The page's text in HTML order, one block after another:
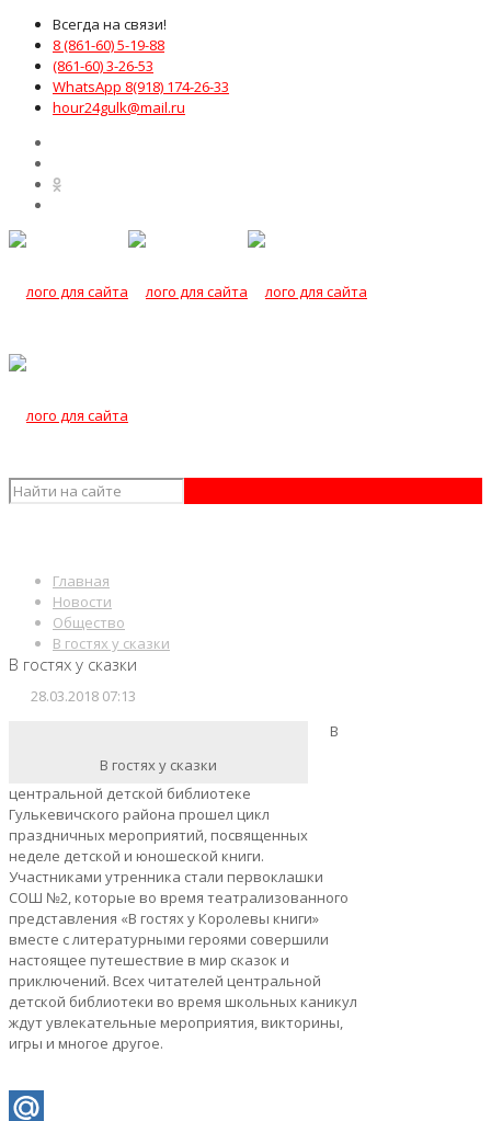
Всегда на связи!
8 (861-60) 5-19-88
(861-60) 3-26-53
WhatsApp 8(918) 174-26-33
hour24gulk@mail.ru
Главная
Новости
Общество
В гостях у сказки
В гостях у сказки
28.03.2018 07:13
В гостях у сказки
В
центральной детской библиотеке
Гулькевичского района прошел цикл
праздничных мероприятий, посвященных
неделе детской и юношеской книги.
Участниками утренника стали первоклашки
СОШ №2, которые во время театрализованного
представления «В гостях у Королевы книги»
вместе с литературными героями совершили
настоящее путешествие в мир сказок и
приключений. Всех читателей центральной
детской библиотеки во время школьных каникул
ждут увлекательные мероприятия, викторины,
игры и многое другое.